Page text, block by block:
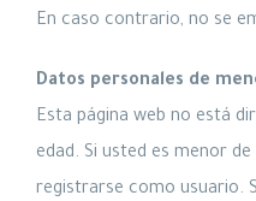
En caso contrario, no se
Datos personales de
Esta página web no está
edad. Si usted es menor
registrarse como usuario.